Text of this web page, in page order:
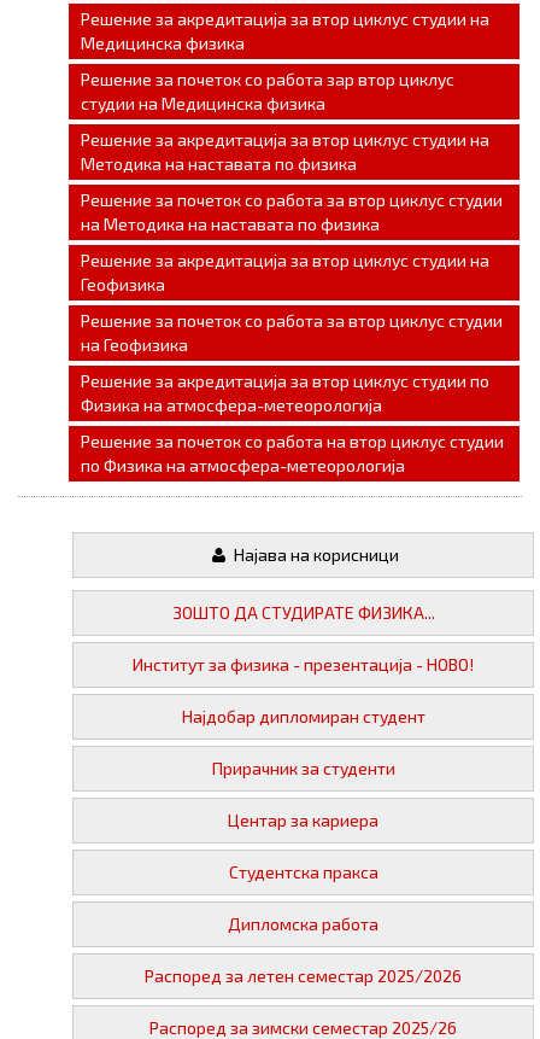
Решение за акредитација за втор циклус студии на
Медицинска физика
Решение за почеток со работа зар втор циклус
студии на Медицинска физика
Решение за акредитација за втор циклус студии на
Методика на наставата по физика
Решение за почеток со работа за втор циклус студии
на Методика на наставата по физика
Решение за акредитација за втор циклус студии на
Геофизика
Решение за почеток со работа за втор циклус студии
на Геофизика
Решение за акредитација за втор циклус студии по
Физика на атмосфера-метеорологија
Решение за почеток со работа на втор циклус студии
по Физика на атмосфера-метеорологија
Најава на корисници
ЗОШТО ДА СТУДИРАТЕ ФИЗИКА...
Институт за физика - презентација - НОВО!
Најдобар дипломиран студент
Прирачник за студенти
Центар за кариера
Студентска пракса
Дипломска работа
Распоред за летен семестар 2025/2026
Распоред за зимски семестар 2025/26